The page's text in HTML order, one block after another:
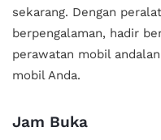
sekarang. Dengan
berpengalaman, hadir
perawatan mobil andalan
mobil Anda.
Jam Buka